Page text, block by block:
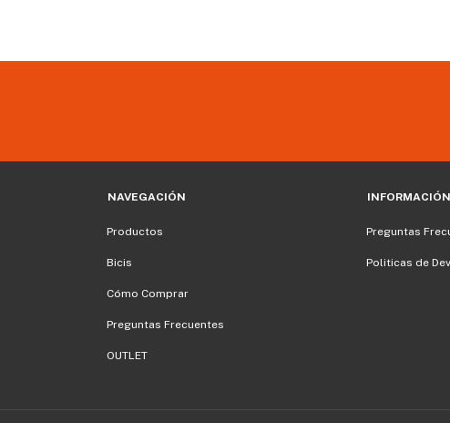
NAVEGACIÓN
Productos
Bicis
Cómo Comprar
Preguntas Frecuentes
OUTLET
INFORMACIÓN
Preguntas
Politicas de